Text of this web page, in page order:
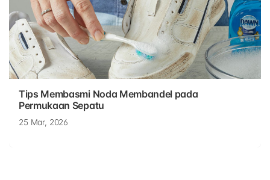
Tips Membasmi Noda Membandel pada
Permukaan Sepatu
25 Mar, 2026